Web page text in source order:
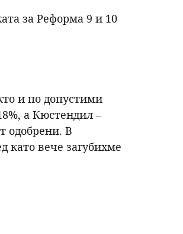
за Реформа 9 и 10
и по допустими
а Кюстендил –
одобрени. В
като вече загубихме